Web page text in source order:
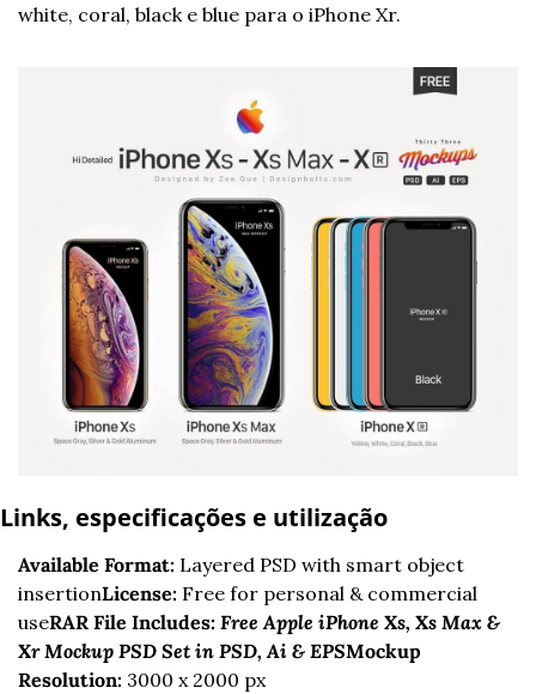
white, coral, black e blue para o iPhone Xr.
Links, especificações e utilização
Available Format: Layered PSD with smart object
insertionLicense: Free for personal & commercial
useRAR File Includes: Free Apple iPhone Xs, Xs Max &
Xr Mockup PSD Set in PSD, Ai & EPSMockup
Resolution: 3000 x 2000 px